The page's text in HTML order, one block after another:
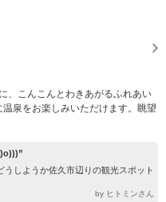
、こんこんとわきあがるふれあい
泉をお楽しみいただけます。眺望
しようか佐久市辺りの観光スポット
by ヒトミンさん